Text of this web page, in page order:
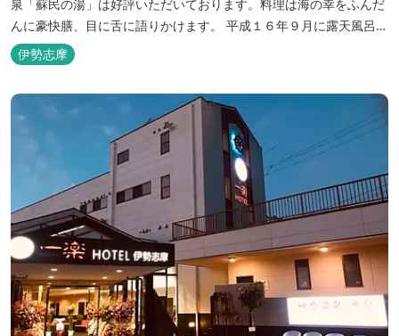
泉「蘇民の湯」は好評いただいております。料理は海の幸をふんだ
んに豪快膳、目に舌に語りかけます。 平成１６年９月に露天風呂が
オープンしました。
伊勢志摩